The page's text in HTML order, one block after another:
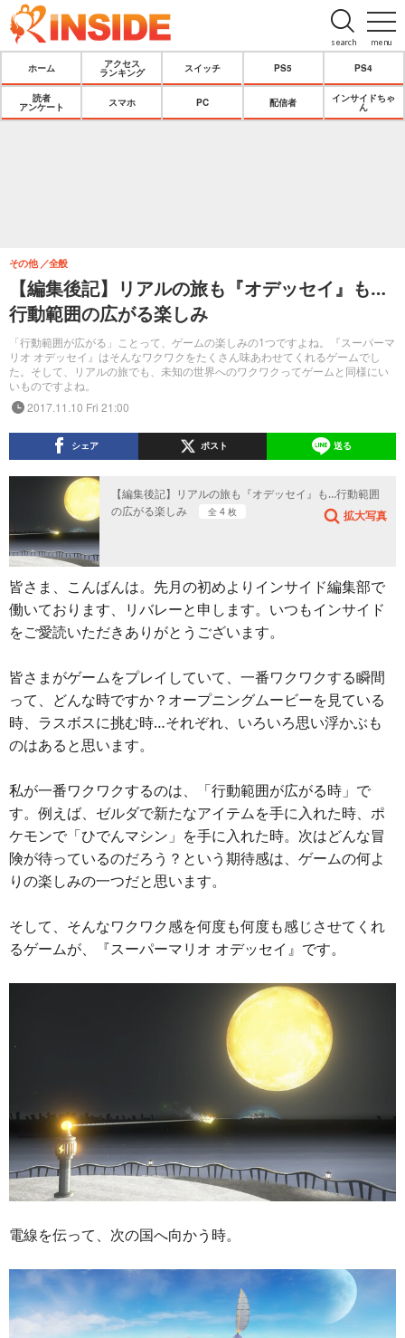
menu
search
ホーム
アクセス
ランキング
スイッチ PS5 PS4
読者
アンケート
スマホ PC 配信者
インサイドちゃ
ん
【編集後記】リアルの旅も『オデッセイ』も…
行動範囲の広がる楽しみ
「行動範囲が広がる」ことって、ゲームの楽しみの1つですよね。『スーパーマ
リオ オデッセイ』はそんなワクワクをたくさん味あわせてくれるゲームでし
た。そして、リアルの旅でも、未知の世界へのワクワクってゲームと同様にい
いものですよね。
その他 全般
2017.11.10 Fri 21:00
シェア ポスト 送る
【編集後記】リアルの旅も『オデッセイ』も…行動範囲
の広がる楽しみ
全 4 枚 拡大写真
皆さま、こんばんは。先月の初めよりインサイド編集部で
働いております、リバレーと申します。いつもインサイド
をご愛読いただきありがとうございます。
皆さまがゲームをプレイしていて、一番ワクワクする瞬間
って、どんな時ですか？オープニングムービーを見ている
時、ラスボスに挑む時…それぞれ、いろいろ思い浮かぶも
のはあると思います。
私が一番ワクワクするのは、「行動範囲が広がる時」で
す。例えば、ゼルダで新たなアイテムを手に入れた時、ポ
ケモンで「ひでんマシン」を手に入れた時。次はどんな冒
険が待っているのだろう？という期待感は、ゲームの何よ
りの楽しみの一つだと思います。
そして、そんなワクワク感を何度も何度も感じさせてくれ
るゲームが、『スーパーマリオ オデッセイ』です。
電線を伝って、次の国へ向かう時。